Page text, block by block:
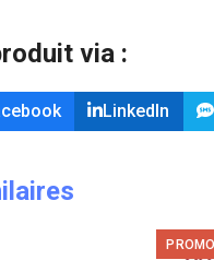
via :
LinkedIn
PROMO